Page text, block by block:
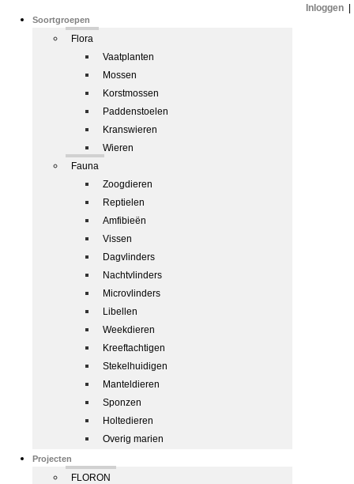
Soortgroepen
Flora
Vaatplanten
Mossen
Korstmossen
Paddenstoelen
Kranswieren
Wieren
Fauna
Zoogdieren
Reptielen
Amfibieën
Vissen
Dagvlinders
Nachtvlinders
Microvlinders
Libellen
Weekdieren
Kreeftachtigen
Stekelhuidigen
Manteldieren
Sponzen
Holtedieren
Overig marien
Projecten
FLORON
Inloggen